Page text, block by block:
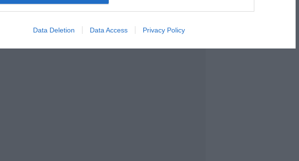
Data Deletion Data Access Privacy Policy